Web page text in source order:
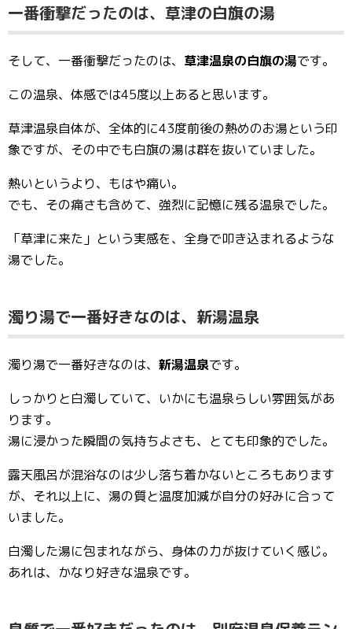
一番衝撃だったのは、草津の白旗の湯
そして、一番衝撃だったのは、 草津温泉の白旗の湯です。
この温泉、体感では45度以上あると思います。
草津温泉自体が、全体的に43度前後の熱めのお湯という印
象ですが、その中でも白旗の湯は群を抜いていました。
熱いというより、もはや痛い。
でも、その痛さも含めて、強烈に記憶に残る温泉でした。
「草津に来た」という実感を、全身で叩き込まれるような
湯でした。
濁り湯で一番好きなのは、新湯温泉
濁り湯で一番好きなのは、 新湯温泉です。
しっかりと白濁していて、いかにも温泉らしい雰囲気があ
ります。
湯に浸かった瞬間の気持ちよさも、とても印象的でした。
露天風呂が混浴なのは少し落ち着かないところもあります
が、それ以上に、湯の質と温度加減が自分の好みに合って
いました。
白濁した湯に包まれながら、身体の力が抜けていく感じ。
あれは、かなり好きな温泉です。